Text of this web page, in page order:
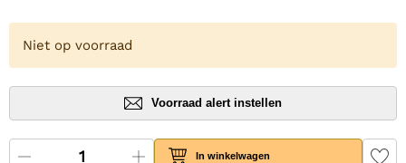
Niet op voorraad
Voorraad alert instellen
In winkelwagen